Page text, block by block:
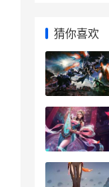
猜你喜欢